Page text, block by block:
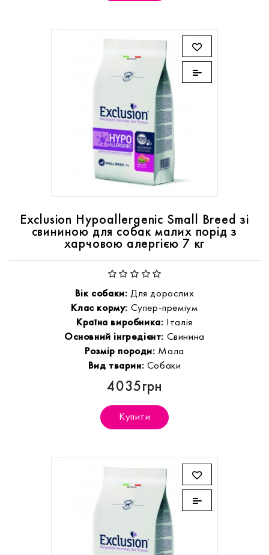
Exclusion Hypoallergenic Small Breed зі
свининою для собак малих порід з
харчовою алергією 7 кг
Вік собаки: Для дорослих
Клас корму: Супер-преміум
Країна виробника: Італія
Основний інгредієнт: Свинина
Розмір породи: Мала
Вид тварин: Собаки
4035грн
Купити